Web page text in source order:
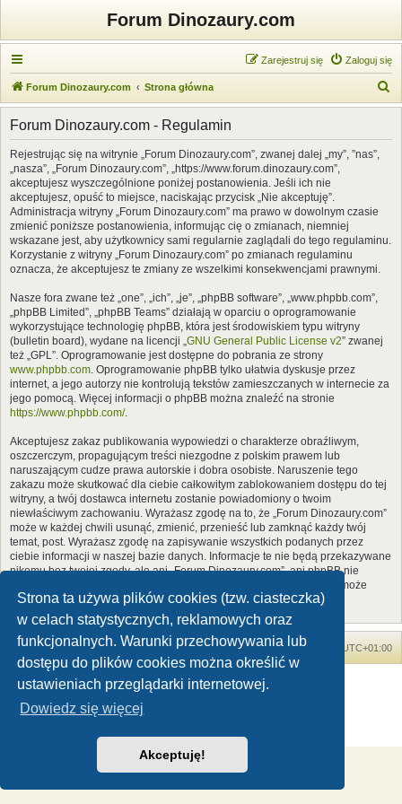
Strona ta używa plików cookies (tzw. ciasteczka)
w celach statystycznych, reklamowych oraz
funkcjonalnych. Warunki przechowywania lub
dostępu do plików cookies można określić w
ustawieniach przeglądarki internetowej.
Dowiedz się więcej
Akceptuję!
Forum Dinozaury.com
Zaloguj się
Zarejestruj się
Forum Dinozaury.com Strona główna
z
Forum Dinozaury.com - Regulamin
Rejestrując się na witrynie „Forum Dinozaury.com”, zwanej dalej „my”, ”nas”,
„nasza”, „Forum Dinozaury.com”, „https://www.forum.dinozaury.com”,
akceptujesz wyszczególnione poniżej postanowienia. Jeśli ich nie
akceptujesz, opuść to miejsce, naciskając przycisk „Nie akceptuję”.
Administracja witryny „Forum Dinozaury.com” ma prawo w dowolnym czasie
zmienić poniższe postanowienia, informując cię o zmianach, niemniej
wskazane jest, aby użytkownicy sami regularnie zaglądali do tego regulaminu.
Korzystanie z witryny „Forum Dinozaury.com” po zmianach regulaminu
oznacza, że akceptujesz te zmiany ze wszelkimi konsekwencjami prawnymi.
Nasze fora zwane też „one”, „ich”, „je”, „phpBB software”, „www.phpbb.com”,
„phpBB Limited”, „phpBB Teams” działają w oparciu o oprogramowanie
wykorzystujące technologię phpBB, która jest środowiskiem typu witryny
(bulletin board), wydane na licencji „GNU General Public License v2” zwanej
też „GPL”. Oprogramowanie jest dostępne do pobrania ze strony
www.phpbb.com. Oprogramowanie phpBB tylko ułatwia dyskusje przez
internet, a jego autorzy nie kontrolują tekstów zamieszczanych w internecie za
jego pomocą. Więcej informacji o phpBB można znaleźć na stronie
https://www.phpbb.com/.
Akceptujesz zakaz publikowania wypowiedzi o charakterze obraźliwym,
oszczerczym, propagującym treści niezgodne z polskim prawem lub
naruszającym cudze prawa autorskie i dobra osobiste. Naruszenie tego
zakazu może skutkować dla ciebie całkowitym zablokowaniem dostępu do tej
witryny, a twój dostawca internetu zostanie powiadomiony o twoim
niewłaściwym zachowaniu. Wyrażasz zgodę na to, że „Forum Dinozaury.com”
może w każdej chwili usunąć, zmienić, przenieść lub zamknąć każdy twój
temat, post. Wyrażasz zgodę na zapisywanie wszystkich podanych przez
ciebie informacji w naszej bazie danych. Informacje te nie będą przekazywane
nikomu bez twojej zgody, ale ani „Forum Dinozaury.com”, ani phpBB nie
ponosi odpowiedzialności za włamania do witryny, podczas których może
dojść do kradzieży danych.
Forum Dinozaury.com Strona główna Strefa czasowa UTC+01:00
Dinozaury.com© 2006-2020
Polski pakiet językowy dostarcza